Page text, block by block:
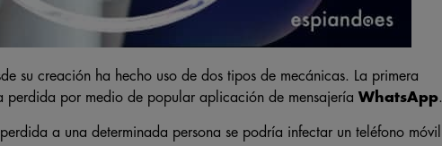
su creación ha hecho uso de dos tipos de mecánicas. La primera
perdida por medio de popular aplicación de mensajería WhatsApp.
a una determinada persona se podría infectar un teléfono móvil